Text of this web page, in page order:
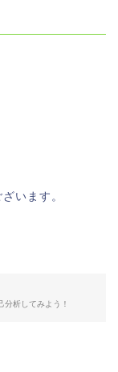
います。
析してみよう！